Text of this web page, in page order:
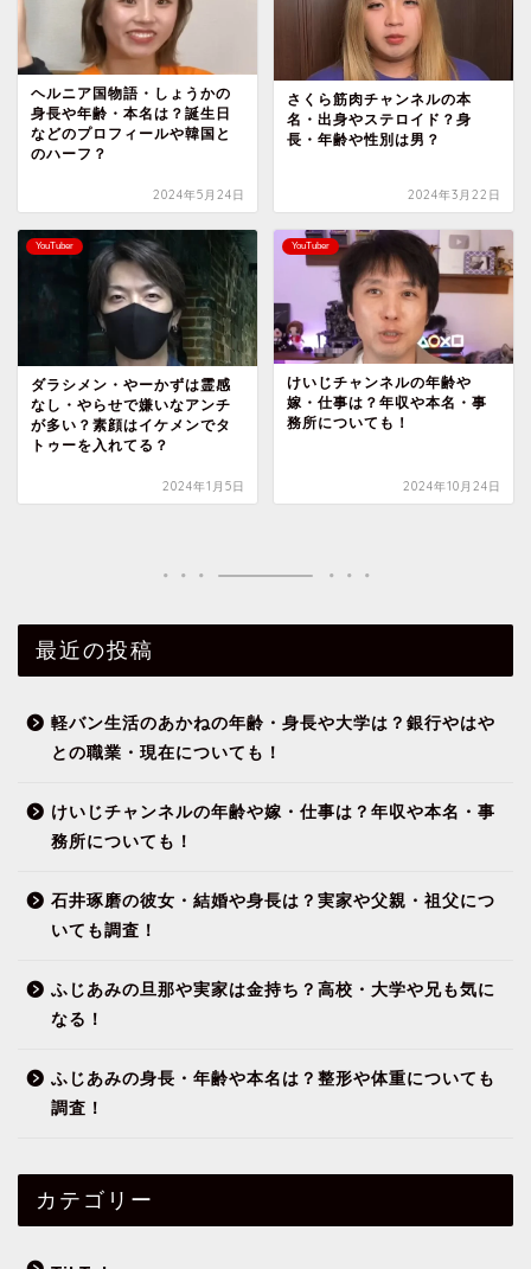
ヘルニア国物語・しょうかの
身長や年齢・本名は？誕生日
などのプロフィールや韓国と
のハーフ？
2024年5月24日
さくら筋肉チャンネルの本
名・出身やステロイド？身
長・年齢や性別は男？
2024年3月22日
YouTuber
ダラシメン・やーかずは霊感
なし・やらせで嫌いなアンチ
が多い？素顔はイケメンでタ
トゥーを入れてる？
2024年1月5日
YouTuber
けいじチャンネルの年齢や
嫁・仕事は？年収や本名・事
務所についても！
2024年10月24日
最近の投稿
軽バン生活のあかねの年齢・身長や大学は？銀行やはや
との職業・現在についても！
けいじチャンネルの年齢や嫁・仕事は？年収や本名・事
務所についても！
石井琢磨の彼女・結婚や身長は？実家や父親・祖父につ
いても調査！
ふじあみの旦那や実家は金持ち？高校・大学や兄も気に
なる！
ふじあみの身長・年齢や本名は？整形や体重についても
調査！
カテゴリー